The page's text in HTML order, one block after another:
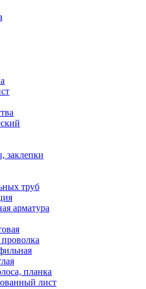
заклепки
труб
арматура
планка
лист